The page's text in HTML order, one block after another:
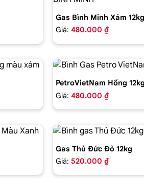
Gas Bình Minh Xám 12kg
Giá: 480.000 ₫
PetroVietNam Hồng 12kg
Giá: 480.000 ₫
Gas Thủ Đức Đỏ 12kg
Giá: 520.000 ₫